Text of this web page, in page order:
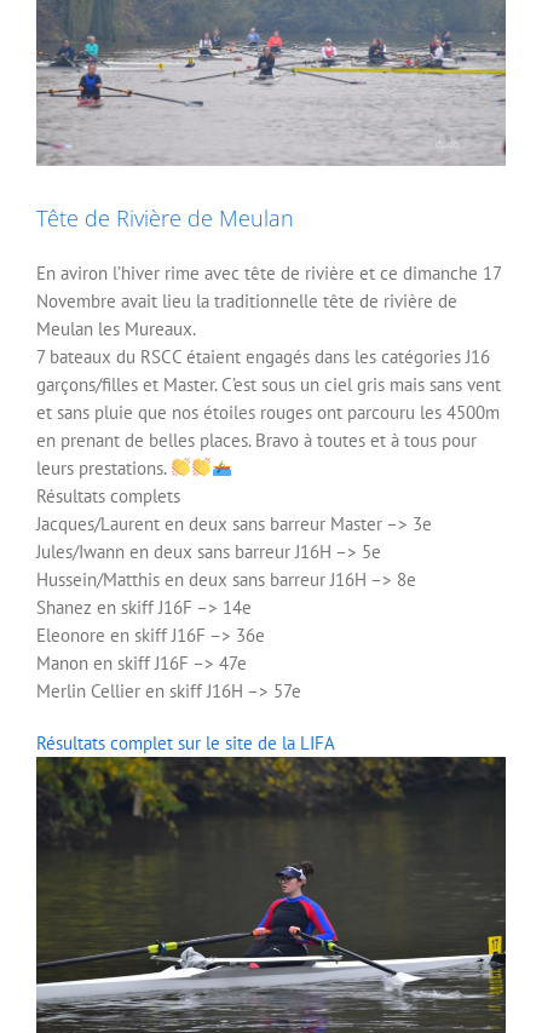
Tête de Rivière de Meulan
En aviron l’hiver rime avec tête de rivière et ce dimanche 17
Novembre avait lieu la traditionnelle tête de rivière de
Meulan les Mureaux.
7 bateaux du RSCC étaient engagés dans les catégories J16
garçons/filles et Master. C’est sous un ciel gris mais sans vent
et sans pluie que nos étoiles rouges ont parcouru les 4500m
en prenant de belles places. Bravo à toutes et à tous pour
leurs prestations.
Résultats complets
Jacques/Laurent en deux sans barreur Master –> 3e
Jules/Iwann en deux sans barreur J16H –> 5e
Hussein/Matthis en deux sans barreur J16H –> 8e
Shanez en skiff J16F –> 14e
Eleonore en skiff J16F –> 36e
Manon en skiff J16F –> 47e
Merlin Cellier en skiff J16H –> 57e
Résultats complet sur le site de la LIFA